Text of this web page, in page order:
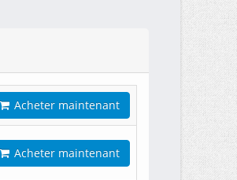
Acheter maintenant
Acheter maintenant